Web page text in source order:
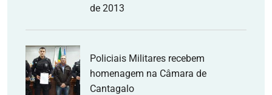
de 2013
Policiais Militares recebem
homenagem na Câmara de
Cantagalo